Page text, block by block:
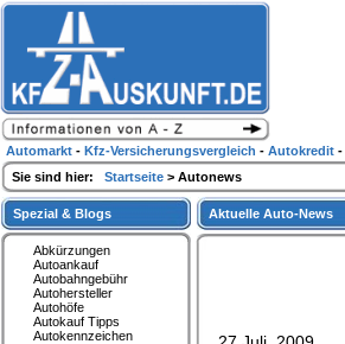
Aktuelle Auto-News
Spezial & Blogs
Abkürzungen
Autoankauf
Autobahngebühr
Autohersteller
Autohöfe
Autokauf Tipps
Autokennzeichen
Automarkt - Kfz-Versicherungsvergleich - Autokredit -
Sie sind hier: Startseite > Autonews